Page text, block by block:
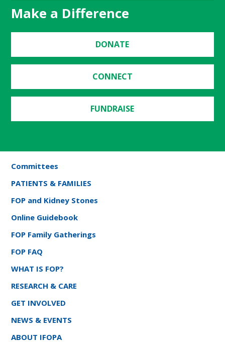
Make a Difference
DONATE
CONNECT
FUNDRAISE
Committees
PATIENTS & FAMILIES
FOP and Kidney Stones
Online Guidebook
FOP Family Gatherings
FOP FAQ
WHAT IS FOP?
RESEARCH & CARE
GET INVOLVED
NEWS & EVENTS
ABOUT IFOPA